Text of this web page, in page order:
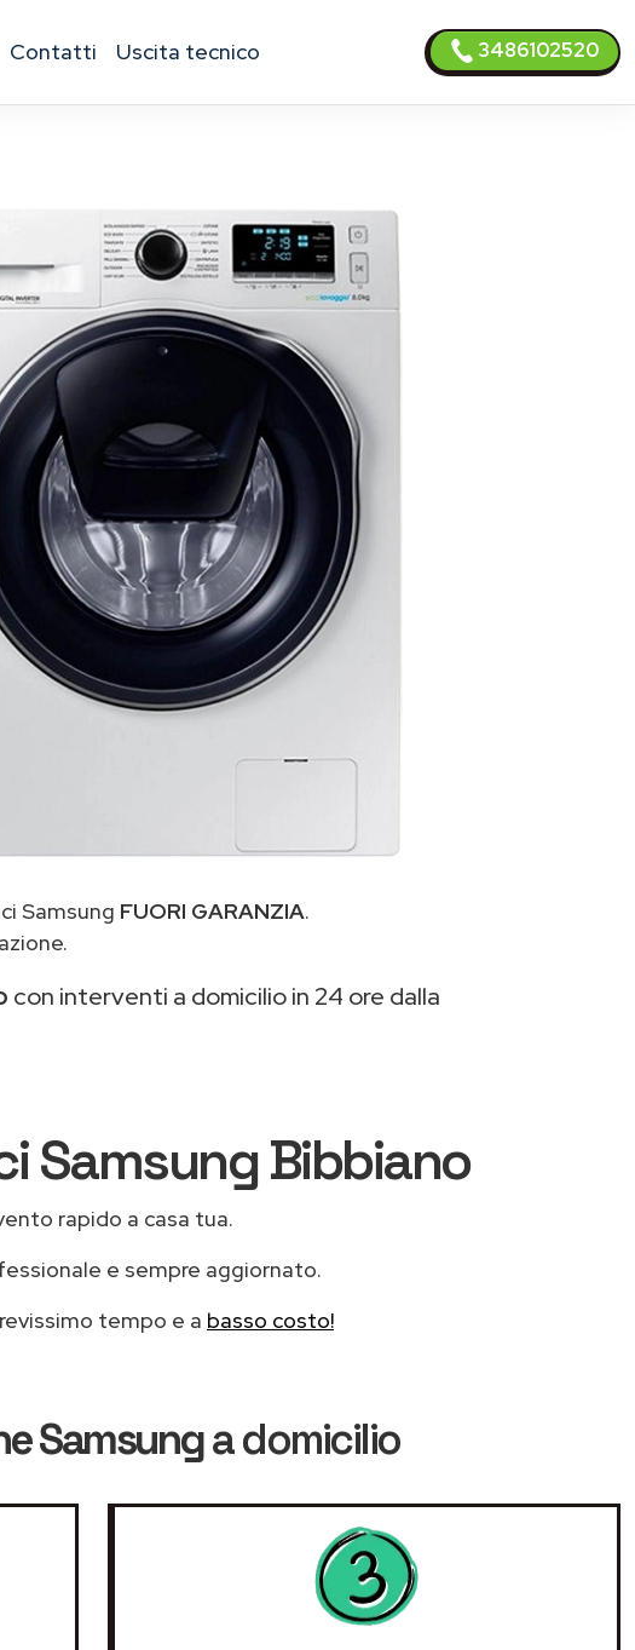
contatti uscita tecnico 3486102520
Samsung FUORI GARANZIA.
con interventi a domicilio in 24 ore dalla
Samsung Bibbiano
rapido a casa tua.
e sempre aggiornato.
tempo e a basso costo!
Samsunga domicilio